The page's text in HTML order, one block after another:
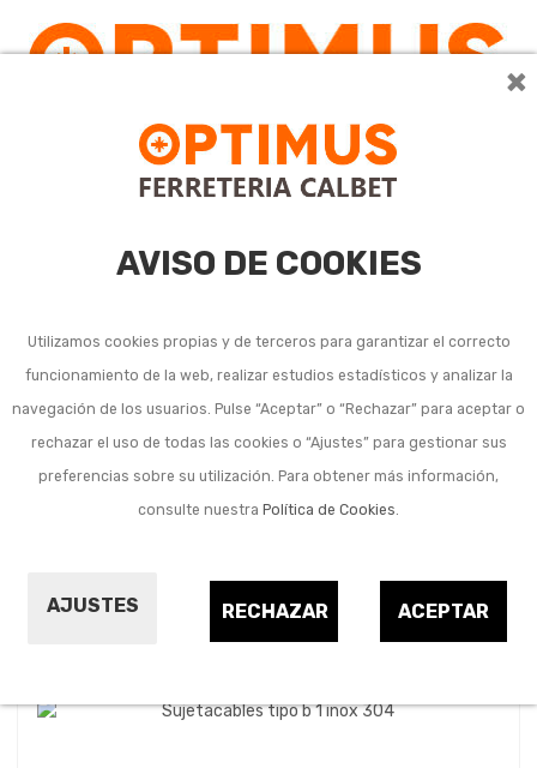
×
AVISO DE COOKIES
Utilizamos cookies propias y de terceros para garantizar el correcto
funcionamiento de la web, realizar estudios estadísticos y analizar la
navegación de los usuarios. Pulse “Aceptar” o “Rechazar” para aceptar o
rechazar el uso de todas las cookies o “Ajustes” para gestionar sus
preferencias sobre su utilización. Para obtener más información,
consulte nuestra Política de Cookies.
AJUSTES ACEPTAR
RECHAZAR
Accesorios para cables
metálicos
Ordenar por: 24